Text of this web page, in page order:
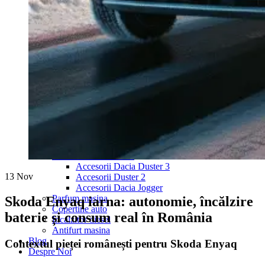
Skoda
Navigație Skoda Fabia 1
Navigație Skoda Fabia 2
Navigație Skoda Octavia 1
Navigație Skoda Octavia 2
Navigație Skoda Rapid
Navigație Skoda Superb 1
Navigație Skoda Superb 2
Navigație Toyota Avensis T25
Portbagaj Plafon Auto
Accesorii auto masina
Accesorii Dacia Duster 3
Accesorii Duster 2
Accesorii Dacia Jogger
Parfum masina
Copertine auto
Incalzitor diesel
Antifurt masina
Blog
Despre Noi
13 Nov
Skoda Enyaq iarna: autonomie, încălzire
baterie și consum real în România
Contextul pieței românești pentru Skoda Enyaq